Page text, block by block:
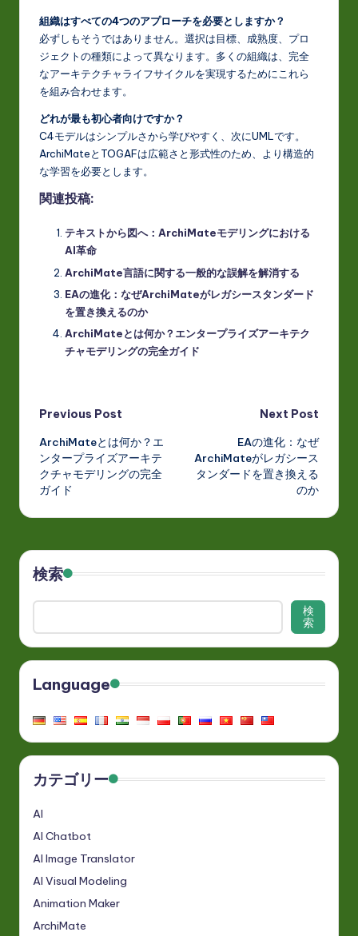
組織はすべての4つのアプローチを必要としますか？
必ずしもそうではありません。選択は目標、成熟度、プロ
ジェクトの種類によって異なります。多くの組織は、完全
なアーキテクチャライフサイクルを実現するためにこれら
を組み合わせます。
どれが最も初心者向けですか？
C4モデルはシンプルさから学びやすく、次にUMLです。
ArchiMateとTOGAFは広範さと形式性のため、より構造的
な学習を必要とします。
関連投稿:
テキストから図へ：ArchiMateモデリングにおける
AI革命
ArchiMate言語に関する一般的な誤解を解消する
EAの進化：なぜArchiMateがレガシースタンダード
を置き換えるのか
ArchiMateとは何か？エンタープライズアーキテク
チャモデリングの完全ガイド
Post
navigation
Previous Post
ArchiMateとは何か？エ
ンタープライズアーキテ
クチャモデリングの完全
ガイド
Next Post
EAの進化：なぜ
ArchiMateがレガシース
タンダードを置き換える
のか
検索
検
索
Language
カテゴリー
AI
AI Chatbot
AI Image Translator
AI Visual Modeling
Animation Maker
ArchiMate